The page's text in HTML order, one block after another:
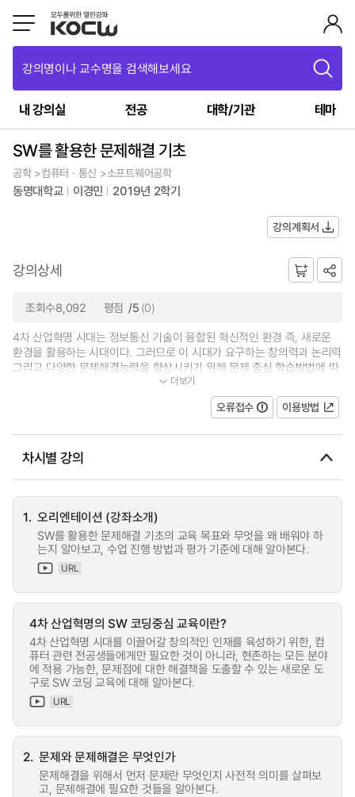
강의명이나 교수명을 검색해보세요
내 강의실 전공 대학/기관 테마
SW를 활용한 문제해결 기초
공학 >컴퓨터ㆍ통신 >소프트웨어공학
동명대학교 이경민 2019년 2학기
강의계획서
강의상세
조회수8,092 평점 /5 (0)
4차 산업혁명 시대는 정보통신 기술이 융합된 혁신적인 환경 즉, 새로운
환경을 활용하는 시대이다. 그러므로 이 시대가 요구하는 창의력과 논리력
그리고 다양한 문제해결능력을 향상시키기 위해 문제 중심 학습방법에 따
라 프로그램을 설계하고, SW 코딩...더보기
오류접수 이용방법
차시별 강의
1. 오리엔테이션 (강좌소개)
SW를 활용한 문제해결 기초의 교육 목표와 무엇을 왜 배워야 하
는지 알아보고, 수업 진행 방법과 평가 기준에 대해 알아본다.
URL
4차 산업혁명의 SW 코딩중심 교육이란?
4차 산업혁명 시대를 이끌어갈 창의적인 인재를 육성하기 위한, 컴
퓨터 관련 전공생들에게만 필요한 것이 아니라, 현존하는 모든 분야
에 적용 가능한, 문제점에 대한 해결책을 도출할 수 있는 새로운 도
구로 SW 코딩 교육에 대해 알아본다.
URL
2. 문제와 문제해결은 무엇인가
문제해결을 위해서 먼저 문제란 무엇인지 사전적 의미를 살펴보
고, 문제해결에 필요한 것들을 알아본다.